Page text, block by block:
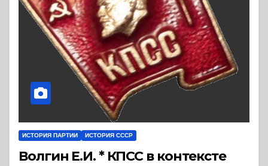
ИСТОРИЯ ПАРТИИ ИСТОРИЯ СССР
Волгин Е.И. * КПСС в контексте